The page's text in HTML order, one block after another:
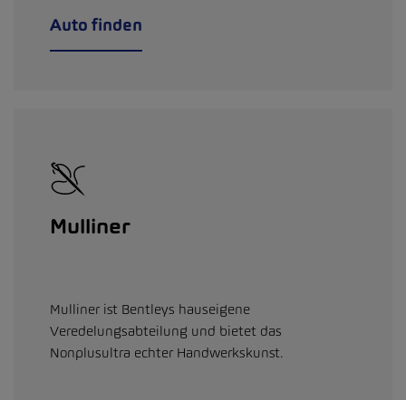
Auto finden
Mulliner
Mulliner ist Bentleys hauseigene
Veredelungsabteilung und bietet das
Nonplusultra echter Handwerkskunst.